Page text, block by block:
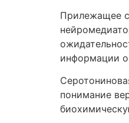
Прилежащее
информации
понимание